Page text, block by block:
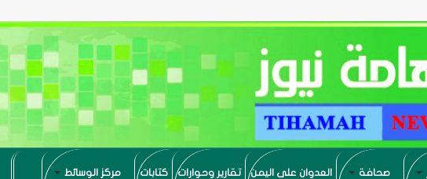
صحافة العدوان على اليمن تقارير وحوارات كتابات مركز الوسائط